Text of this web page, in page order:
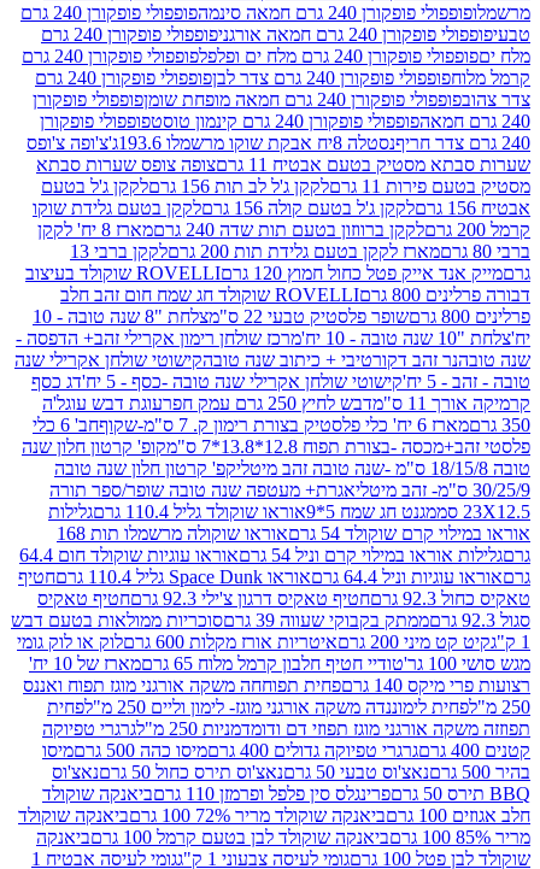
פופקורן 240 גרם חמאה סינמה
פופפולי פופקורן 240 גרם
240 גרם חמאה אורגני
פופפולי פופקורן 240 גרם
240 גרם מלח ים ופלפל
פופפולי פופקורן 240 גרם
פופפולי פופקורן 240 גרם צדר לבן
פופפולי פופקורן 240 גרם
פופקורן 240 גרם חמאה מופחת שומן
פופפולי פופקורן
פופפולי פופקורן 240 גרם קינמון טוסט
פופפולי פופקורן
נסטלה 8יח אבקת שוקו מרשמלו 193.6ג'
צ'ופה צ'ופס
מסטיק בטעם אבטיח 11 גרם
צופה צופס שערות סבתא
11 גרם
לקקן ג'ל לב תות 156 גרם
לקקן ג'ל בטעם
לקקן ג'ל בטעם קולה 156 גרם
לקקן בטעם גלידת שוקו
לקקן ברווזון בטעם תות שדה 240 גרם
מארז 8 יח' לקקן
מארז לקקן בטעם גלידת תות 200 גרם
לקקן ברבי 13
אייק פטל כחול חמוץ 120 גרם
ROVELLI שוקולד בעיצוב
גרם
ROVELLI שוקולד חג שמח חום זהב חלב
שופר פלסטיק טבעי 22 ס"מ
צלחת "8 שנה טובה - 10
מרכז שולחן רימון אקרילי זהב+ הדפסה -
זהב דקורטיבי + כיתוב שנה טובהקישוטי שולחן אקרילי שנה
קישוטי שולחן אקרילי שנה טובה -כסף - 5 יח'
דג כסף
ס"מ
דבש לחיץ 250 גרם עמק חפר
עוגת דבש עוגל'ה
בצורת רימון ק. 7 ס"מ-שקוף
חב' 6 כלי
-בצורת תפוח 12.8*13.8*7 ס"מ
קופ' קרטון חלון שנה
קפ' קרטון חלון שנה טובה
אגרת+ מעטפה שנה טובה שופר/ספר תורה
מגנט חג שמח 5*9
אוראו שוקולד גליל 110.4 גרם
גלילות
קרם שוקולד 54 גרם
אוראו שוקולה מרשמלו תות 168
במילוי קרם וניל 54 גרם
אוראו עוגיות שוקולד חום 64.4
וניל 64.4 גרם
אוראו Space Dunk גליל 110.4 גרם
חטיף
חטיף טאקיס דרגון צ'ילי 92.3 גרם
חטיף טאקיס
ממתק בקבוקי שעווה 39 גרם
סוכריות ממולאות בטעם דבש
200 גרם
איטריות אורז מקלות 600 גרם
לוק או לוק גומי
טודיי חטיף חלבון קרמל מלוח 65 גרם
מארז של 10 יח'
140 גרם
פחית תפוחחה משקה אורגני מוגז תפוח ואננס
לימוננדה משקה אורגני מוגז- לימון וליים 250 מ"ל
פחית
מוגז תפוזי דם ודומדמניות 250 מ"ל
גרגרי טפיוקה
גרגרי טפיוקה גדולים 400 גרם
מיסו כהה 500 גרם
מיסו
נאצ'וס טבעי 50 גרם
נאצ'וס תירס כחול 50 גרם
נאצ'וס
פרינגלס סין פלפל ופרמזן 110 גרם
ביאנקה שוקולד
ביאנקה שוקולד מריר 72% 100 גרם
ביאנקה שוקולד
ביאנקה שוקולד לבן בטעם קרמל 100 גרם
ביאנקה
גרם
גומי לעיסה צבעוני 1 ק"ג גומי לעיסה אבטיח 1